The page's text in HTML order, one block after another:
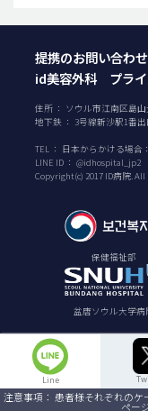
Line
提携のお問い合わせ
id美容外科 プライ
住所 ： ソウル市江南区島
地下鉄 ： 3号線新沙駅1番
TEL ： 日本からかける場合：
LINE ID ： @idhospital_jp2
Copyright(c) 2017 ID病院. All
保健福祉部
盆唐ソウル大学病
注意事項： 患者様それぞれの
ペー